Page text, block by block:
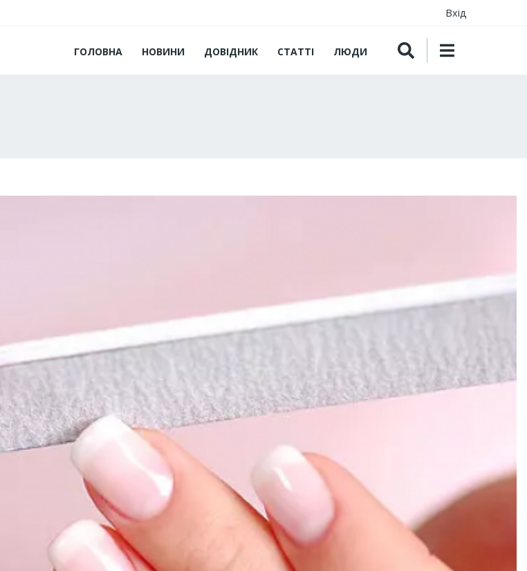
Вхід
ГОЛОВНА НОВИНИ ДОВІДНИК СТАТТІ ЛЮДИ